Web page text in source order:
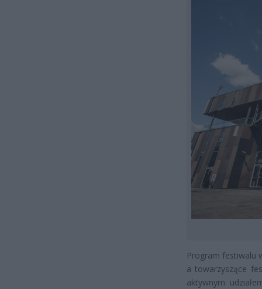
Program festiwalu
a towarzyszące
aktywnym